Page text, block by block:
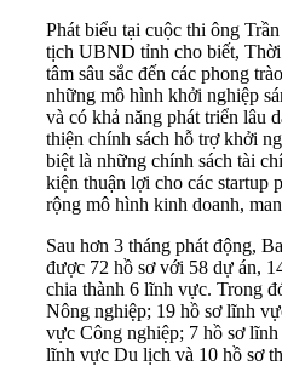
Phát biểu tại cuộc thi ông
tịch UBND tỉnh cho biết,
tâm sâu sắc đến các phong
những mô hình khởi nghiệp
và có khả năng phát triển lâu
thiện chính sách hỗ trợ khởi
biệt là những chính sách tài
kiện thuận lợi cho các startup
rộng mô hình kinh doanh,
Sau hơn 3 tháng phát động,
được 72 hồ sơ với 58 dự án,
chia thành 6 lĩnh vực. Trong
Nông nghiệp; 19 hồ sơ lĩnh
vực Công nghiệp; 7 hồ sơ
lĩnh vực Du lịch và 10 hồ sơ